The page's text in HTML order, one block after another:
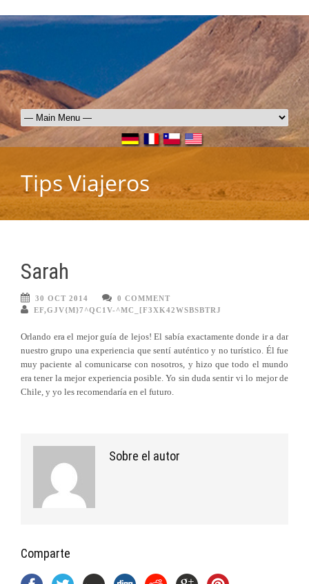
Tips Viajeros
Sarah
30 OCT 2014
0 COMMENT
EF,GJV{M}7^QC1V-^MC_[F3XK42WSBSBTRJ
Orlando era el mejor guía de lejos! El sabía exactamente donde ir a dar
nuestro grupo una experiencia que sentí auténtico y no turístico. Él fue
muy paciente al comunicarse con nosotros, y hizo que todo el mundo
era tener la mejor experiencia posible. Yo sin duda sentir vi lo mejor de
Chile, y yo les recomendaría en el futuro.
Sobre el autor
Comparte